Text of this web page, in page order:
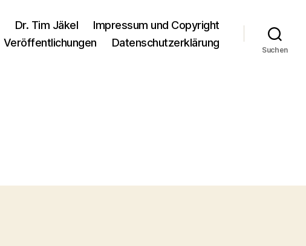
Dr. Tim Jäkel
Impressum und Copyright
Veröffentlichungen
Datenschutzerklärung
Suchen